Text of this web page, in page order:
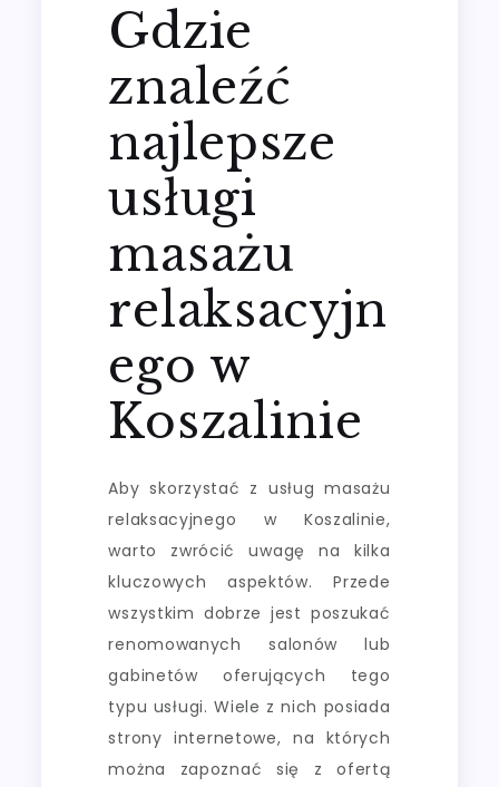
Gdzie
znaleźć
najlepsze
usługi
masażu
relaksacyjn
ego w
Koszalinie
Aby skorzystać z usług masażu
relaksacyjnego w Koszalinie,
warto zwrócić uwagę na kilka
kluczowych aspektów. Przede
wszystkim dobrze jest poszukać
renomowanych salonów lub
gabinetów oferujących tego
typu usługi. Wiele z nich posiada
strony internetowe, na których
można zapoznać się z ofertą